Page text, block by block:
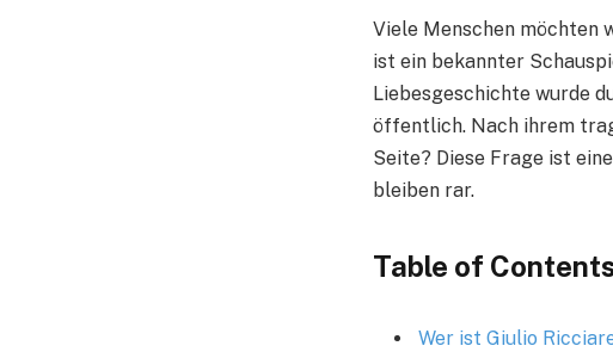
Viele Menschen möchten
ist ein bekannter
Liebesgeschichte wurde
öffentlich. Nach ihrem
Seite? Diese Frage ist
bleiben rar.
Table of
Wer ist Giulio